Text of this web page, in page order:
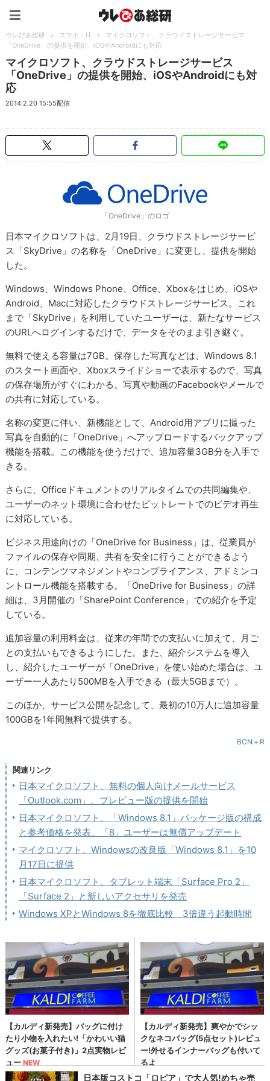
ウレぴあ総研 > スマホ・IT >
マイクロソフト、クラウドストレージサービス
「OneDrive」の提供を開始、iOSやAndroidにも対応
マイクロソフト、クラウドストレージサービス
「OneDrive」の提供を開始、iOSやAndroidにも対
応
2014.2.20 15:55配信
「OneDrive」のロゴ
日本マイクロソフトは、2月19日、クラウドストレージサービ
ス「SkyDrive」の名称を「OneDrive」に変更し、提供を開始
した。
Windows、Windows Phone、Office、Xboxをはじめ、iOSや
Android、Macに対応したクラウドストレージサービス。これ
まで「SkyDrive」を利用していたユーザーは、新たなサービス
のURLへログインするだけで、データをそのまま引き継ぐ。
無料で使える容量は7GB。保存した写真などは、Windows 8.1
のスタート画面や、Xboxスライドショーで表示するので、写真
の保存場所がすぐにわかる。写真や動画のFacebookやメールで
の共有に対応している。
名称の変更に伴い、新機能として、Android用アプリに撮った
写真を自動的に「OneDrive」へアップロードするバックアップ
機能を搭載。この機能を使うだけで、追加容量3GB分を入手で
きる。
さらに、Officeドキュメントのリアルタイムでの共同編集や、
ユーザーのネット環境に合わせたビットレートでのビデオ再生
に対応している。
ビジネス用途向けの「OneDrive for Business」は、従業員が
ファイルの保存や同期、共有を安全に行うことができるよう
に、コンテンツマネジメントやコンプライアンス、アドミンコ
ントロール機能を搭載する。「OneDrive for Business」の詳
細は、3月開催の「SharePoint Conference」での紹介を予定
している。
追加容量の利用料金は、従来の年間での支払いに加えて、月ご
との支払いもできるようにした。また、紹介システムを導入
し、紹介したユーザーが「OneDrive」を使い始めた場合は、ユ
ーザー一人あたり500MBを入手できる（最大5GBまで）。
このほか、サービス公開を記念して、最初の10万人に追加容量
100GBを1年間無料で提供する。
BCN＋R
関連リンク
日本マイクロソフト、無料の個人向けメールサービス
「Outlook.com」、プレビュー版の提供を開始
日本マイクロソフト、「Windows 8.1」パッケージ版の構成
と参考価格を発表、「8」ユーザーは無償アップデート
マイクロソフト、Windowsの改良版「Windows 8.1」を10
月17日に提供
日本マイクロソフト、タブレット端末「Surface Pro 2」
「Surface 2」と新しいアクセサリを発売
Windows XPとWindows 8を徹底比較 3倍違う起動時間